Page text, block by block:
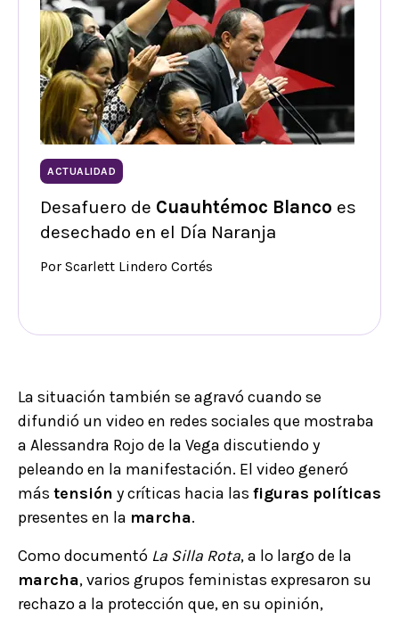
ACTUALIDAD
Desafuero de Cuauhtémoc Blanco es
desechado en el Día Naranja
Por Scarlett Lindero Cortés
La situación también se agravó cuando se
difundió un video en redes sociales que mostraba
a Alessandra Rojo de la Vega discutiendo y
peleando en la manifestación. El video generó
más tensión y críticas hacia las figuras políticas
presentes en la marcha.
Como documentó La Silla Rota, a lo largo de la
marcha, varios grupos feministas expresaron su
rechazo a la protección que, en su opinión,